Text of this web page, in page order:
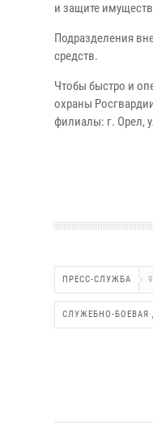
и защите
Подразделения
средств.
Чтобы быстро и
охраны
филиалы: г. Орел,
ПРЕСС-СЛУЖБА
СЛУЖЕБНО-БОЕВАЯ